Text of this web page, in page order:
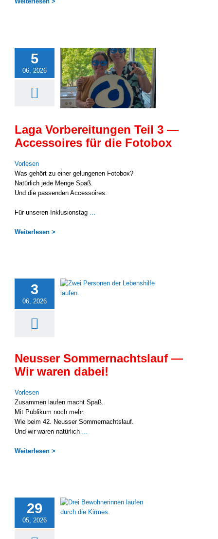
5
06, 2026
Laga Vorbereitungen Teil 3 —
Accessoires für die Fotobox
Vor­le­sen
Was gehört zu einer gelun­ge­nen Foto­box?
Natür­lich jede Men­ge Spaß.
Und die pas­sen­den Acces­soires.
Für unse­ren Inklu­si­ons­tag …
Wei­ter­le­sen >
3
06, 2026
Neusser Sommernachtslauf —
Wir waren dabei!
Vor­le­sen
Zusam­men lau­fen macht Spaß.
Mit Publi­kum noch mehr.
Wie beim 42. Neus­ser Som­mer­nachts­lauf.
Und wir waren natür­lich …
Wei­ter­le­sen >
29
05, 2026